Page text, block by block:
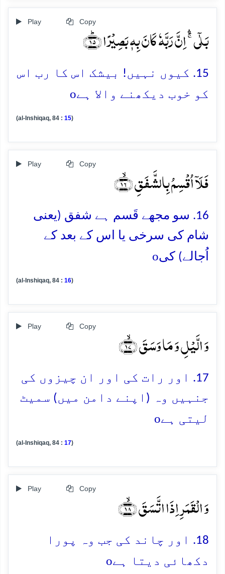
Play Copy
بَلٰۤی ۚۛ اِنَّ رَبَّہٗ کَانَ بِہٖ بَصِیۡرًا ﴿ؕ۱۵﴾
15. کیوں نہیں! بیشک اس کا رب اس
کو خوب دیکھنے والا ہےo
(al-Inshiqaq, 84 : 15)
Play Copy
فَلَاۤ اُقۡسِمُ بِالشَّفَقِ ﴿ۙ۱۶﴾
16. سو مجھے قَسم ہے شفق (یعنی
شام کی سرخی یا اس کے بعد کے
اُجالے) کیo
(al-Inshiqaq, 84 : 16)
Play Copy
وَ الَّیۡلِ وَ مَا وَسَقَ ﴿ۙ۱۷﴾
17. اور رات کی اور ان چیزوں کی
جنہیں وہ (اپنے دامن میں) سمیٹ
لیتی ہےo
(al-Inshiqaq, 84 : 17)
Play Copy
وَ الۡقَمَرِ اِذَا اتَّسَقَ ﴿ۙ۱۸﴾
18. اور چاند کی جب وہ پورا
دکھائی دیتا ہےo